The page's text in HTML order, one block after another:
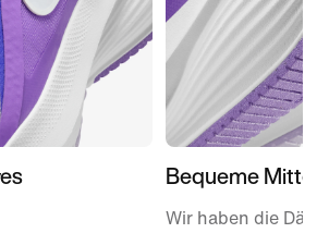
Bequeme
Wir haben die